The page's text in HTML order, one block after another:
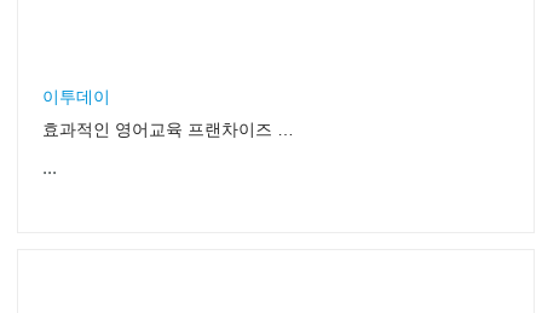
이투데이
효과적인 영어교육 프랜차이즈 살펴보기
...